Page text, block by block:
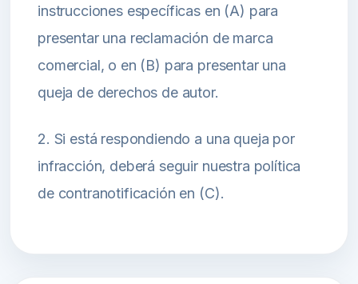
instrucciones específicas en (A) para
presentar una reclamación de marca
comercial, o en (B) para presentar una
queja de derechos de autor.
2. Si está respondiendo a una queja por
infracción, deberá seguir nuestra política
de contranotificación en (C).